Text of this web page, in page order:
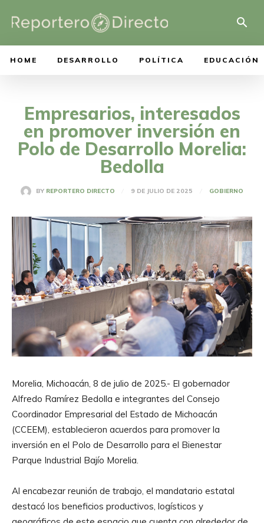
HOME DESARROLLO POLÍTICA EDUCACIÓN
Empresarios, interesados
en promover inversión en
Polo de Desarrollo Morelia:
Bedolla
BY REPORTERO DIRECTO 9 DE JULIO DE 2025 GOBIERNO
Morelia, Michoacán, 8 de julio de 2025.- El gobernador
Alfredo Ramírez Bedolla e integrantes del Consejo
Coordinador Empresarial del Estado de Michoacán
(CCEEM), establecieron acuerdos para promover la
inversión en el Polo de Desarrollo para el Bienestar
Parque Industrial Bajío Morelia.
Al encabezar reunión de trabajo, el mandatario estatal
destacó los beneficios productivos, logísticos y